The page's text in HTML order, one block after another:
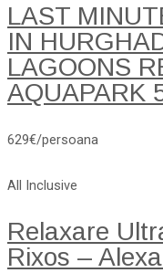
LAST
IN
LAGOONS
AQUAPARK
629€/persoana
All Inclusive
Relaxare
Rixos –